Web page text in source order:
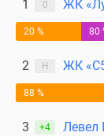
1 0 ЖК
20 % 80
2 Н ЖК
88 %
3 +4 Левел